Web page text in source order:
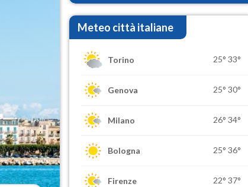
Meteo città italiane
Torino 25° 33°
Genova 25° 30°
Milano 26° 34°
Bologna 25° 36°
Firenze 22° 37°